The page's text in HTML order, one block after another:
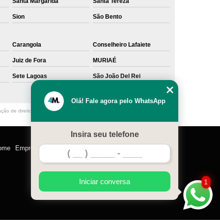
Sion São Bento
Carangola Conselheiro Lafaiete
Juiz de Fora MURIAÉ
Sete Lagoas São João Del Rei
de direito autoral – artigo 184 do Código Penal –
Empresa Serviços
1
Olá! Fale agora pelo WhatsApp
Insira seu telefone
Iniciar conversa